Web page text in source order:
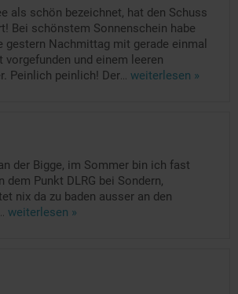
als schön bezeichnet, hat den Schuss
Bei schönstem Sonnenschein habe
gestern Nachmittag mit gerade einmal
vorgefunden und einem leeren
Peinlich peinlich! Der... weiterlesen »
der Bigge, im Sommer bin ich fast
dem Punkt DLRG bei Sondern,
nix da zu baden ausser an den
weiterlesen »